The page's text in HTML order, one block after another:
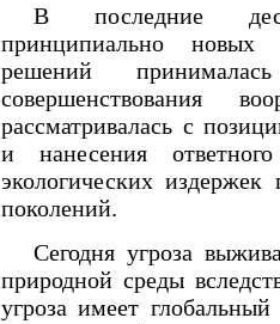
В последние
принципиально новых
решений
совершенствования
рассматривалась с
и нанесения
экологических
поколений.
Сегодня угроза
природной среды
угроза имеет